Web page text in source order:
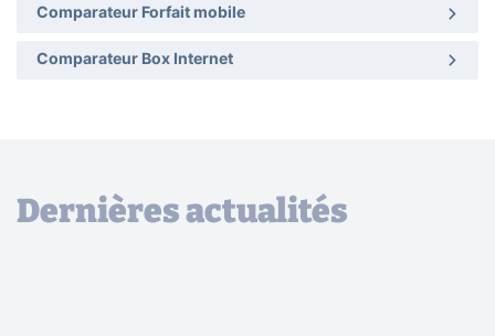
Comparateur Forfait mobile
Comparateur Box Internet
Dernières actualités